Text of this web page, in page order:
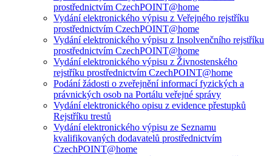
prostřednictvím CzechPOINT@home
Vydání elektronického výpisu z Veřejného rejstříku
prostřednictvím CzechPOINT@home
Vydání elektronického výpisu z Insolvenčního rejstříku
prostřednictvím CzechPOINT@home
Vydání elektronického výpisu z Živnostenského
rejstříku prostřednictvím CzechPOINT@home
Podání žádosti o zveřejnění informací fyzických a
právnických osob na Portálu veřejné správy
Vydání elektronického opisu z evidence přestupků
Rejstříku trestů
Vydání elektronického výpisu ze Seznamu
kvalifikovaných dodavatelů prostřednictvím
CzechPOINT@home